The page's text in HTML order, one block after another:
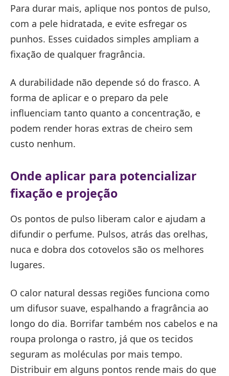
Para durar mais, aplique nos pontos de pulso,
com a pele hidratada, e evite esfregar os
punhos. Esses cuidados simples ampliam a
fixação de qualquer fragrância.
A durabilidade não depende só do frasco. A
forma de aplicar e o preparo da pele
influenciam tanto quanto a concentração, e
podem render horas extras de cheiro sem
custo nenhum.
Onde aplicar para potencializar
fixação e projeção
Os pontos de pulso liberam calor e ajudam a
difundir o perfume. Pulsos, atrás das orelhas,
nuca e dobra dos cotovelos são os melhores
lugares.
O calor natural dessas regiões funciona como
um difusor suave, espalhando a fragrância ao
longo do dia. Borrifar também nos cabelos e na
roupa prolonga o rastro, já que os tecidos
seguram as moléculas por mais tempo.
Distribuir em alguns pontos rende mais do que